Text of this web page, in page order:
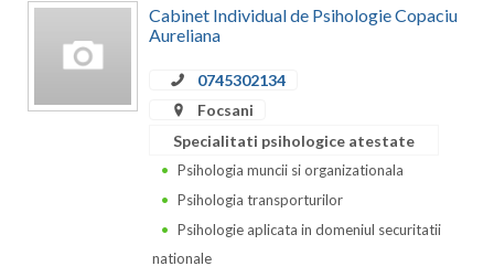
Caras-Severin
Cabinet Individual de Psihologie Copaciu
Aureliana
0745302134
Focsani
Specialitati psihologice atestate
Psihologia muncii si organizationala
Psihologia transporturilor
Psihologie aplicata in domeniul securitatii
nationale